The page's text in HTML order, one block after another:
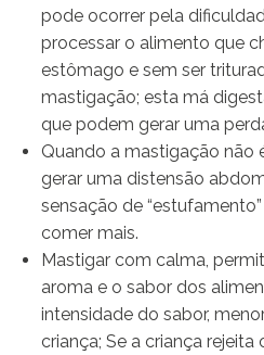
pode ocorrer pela
processar o alimento que
estômago e sem ser
mastigação; esta má
que podem gerar uma
Quando a mastigação não
gerar uma distensão
sensação de
comer mais.
Mastigar com calma,
aroma e o sabor dos
intensidade do sabor,
criança; Se a criança